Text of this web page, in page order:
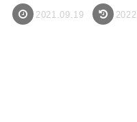
2021.09.19